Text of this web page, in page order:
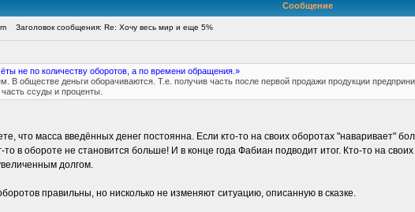
Сообщение
Заголовок сообщения: Re: Хочу весь мир и еще 5%
не по количеству оборотов, а по времени обращения.»
В обществе деньги оборачиваются. Т.е. получив часть после первой продажи продукции
ссуды и проценты.
что масса введённых денег постоянна. Если кто-то на своих оборотах "наваривает"
то в обороте не становится больше! И в конце года Фабиан подводит итог. Кто-то на
долгом.
правильны, но нисколько не изменяют ситуацию, описанную в сказке.